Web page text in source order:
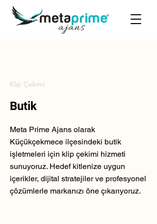
Klip Çekimi
Butik
Meta Prime Ajans olarak
Küçükçekmece ilçesindeki butik
işletmeleri için klip çekimi hizmeti
sunuyoruz. Hedef kitlenize uygun
içerikler, dijital stratejiler ve profesyonel
çözümlerle markanızı öne çıkarıyoruz.